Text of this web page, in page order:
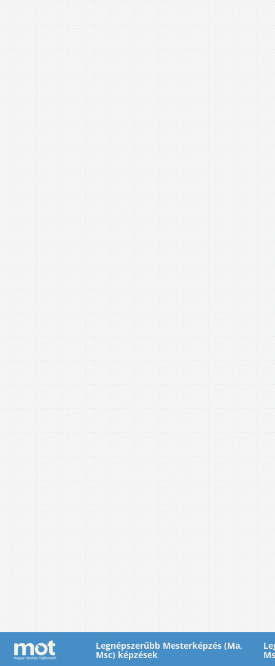
Legnépszerűbb Mesterképzés (Ma,
Msc) képzések